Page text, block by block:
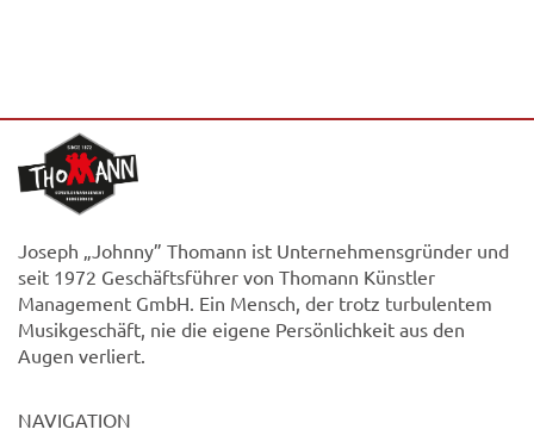
Joseph „Johnny” Thomann ist Unternehmensgründer und
seit 1972 Geschäftsführer von Thomann Künstler
Management GmbH. Ein Mensch, der trotz turbulentem
Musikgeschäft, nie die eigene Persönlichkeit aus den
Augen verliert.
NAVIGATION